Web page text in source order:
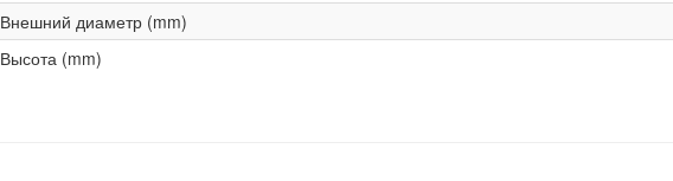
Внешний диаметр (mm)
Высота (mm)